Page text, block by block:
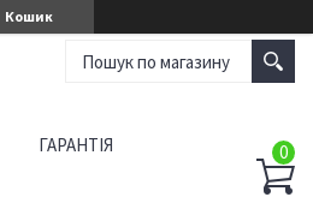
Кошик
ГАРАНТІЯ